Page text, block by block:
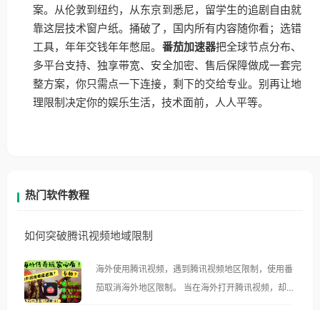
案。从伦敦到纽约，从东京到悉尼，留学生的追剧自由就
靠这层技术窗户纸。捅破了，国内所有内容随你看；选错
工具，年年交钱年年憋屈。 番茄加速器把全球节点分布、
多平台支持、独享带宽、安全加密、售后保障做成一套完
整方案，你只需点一下连接，剩下的交给专业。别再让地
理限制决定你的娱乐生活，技术面前，人人平等。
热门软件教程
如何突破腾讯视频地域限制
海外使用腾讯视频，遇到腾讯视频地区限制，使用番
茄取消海外地区限制。 当在海外打开腾讯视频，却突